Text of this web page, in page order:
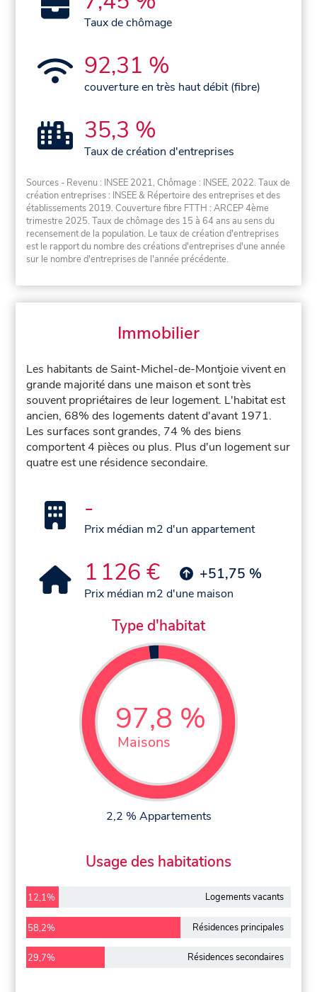
Taux de chômage
92,31 %
couverture en très haut débit (fibre)
35,3 %
Taux de création d'entreprises
Sources - Revenu : INSEE 2021, Chômage : INSEE, 2022. Taux de
création entreprises : INSEE & Répertoire des entreprises et des
établissements 2019. Couverture fibre FTTH : ARCEP 4ème
trimestre 2025. Taux de chômage des 15 à 64 ans au sens du
recensement de la population. Le taux de création d'entreprises
est le rapport du nombre des créations d'entreprises d'une année
sur le nombre d'entreprises de l'année précédente.
Immobilier
Les habitants de Saint-Michel-de-Montjoie vivent en
grande majorité dans une maison et sont très
souvent propriétaires de leur logement. L'habitat est
ancien, 68% des logements datent d'avant 1971.
Les surfaces sont grandes, 74 % des biens
comportent 4 pièces ou plus. Plus d'un logement sur
quatre est une résidence secondaire.
-
Prix médian m2 d'un appartement
1 126 € +51,75 %
Prix médian m2 d'une maison
Type d'habitat
97,8 %
Maisons
2,2 % Appartements
Usage des habitations
12,1% Logements vacants
58,2% Résidences principales
29,7% Résidences secondaires